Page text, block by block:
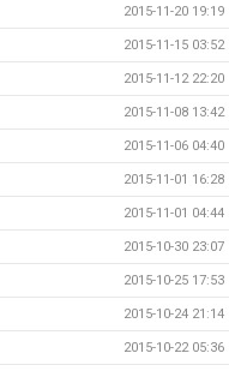
2015-11-20 19:19
2015-11-15 03:52
2015-11-12 22:20
2015-11-08 13:42
2015-11-06 04:40
2015-11-01 16:28
2015-11-01 04:44
2015-10-30 23:07
2015-10-25 17:53
2015-10-24 21:14
2015-10-22 05:36